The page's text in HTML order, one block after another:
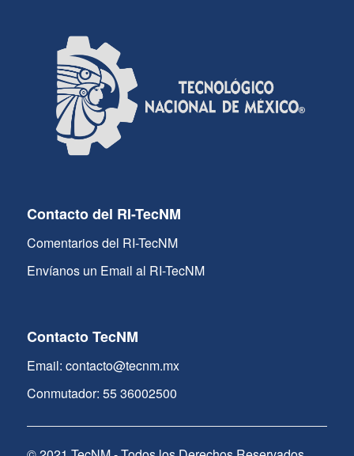
Contacto del RI-TecNM
Comentarios del RI-TecNM
Envíanos un Email al RI-TecNM
Contacto TecNM
Email: contacto@tecnm.mx
Conmutador: 55 36002500